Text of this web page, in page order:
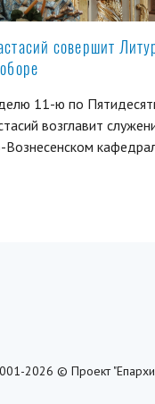
совершит
11-ю по
возглавит
Вознесенском
2026 © Проект